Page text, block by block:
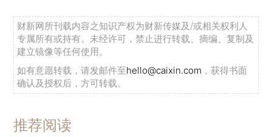
财新网所刊载内容之知识产权为财新传媒及/或相关权利人
专属所有或持有。未经许可，禁止进行转载、摘编、复制及
建立镜像等任何使用。
如有意愿转载，请发邮件至hello@caixin.com ，获得书面
确认及授权后，方可转载。
推荐阅读